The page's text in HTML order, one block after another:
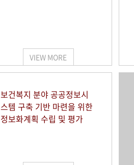
VIEW MORE
보건복지 분야 공공정보시
스템 구축 기반 마련을 위한
정보화계획 수립 및 평가